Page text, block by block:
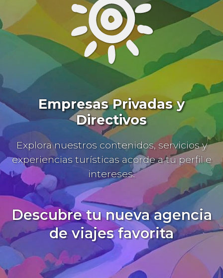
Empresas Privadas y
Directivos
Explora nuestros contenidos, servicios y
experiencias turísticas acorde a tu perfil e
intereses.
Descubre tu nueva agencia
de viajes favorita